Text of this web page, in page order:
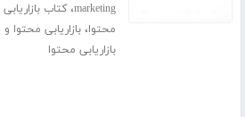
marketing،کتاب
محتوا،بازاریابی محتوا
بازاریابی محتوا